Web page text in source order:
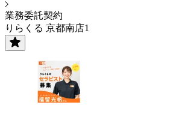
業務委託契約
りらくる 京都南店1